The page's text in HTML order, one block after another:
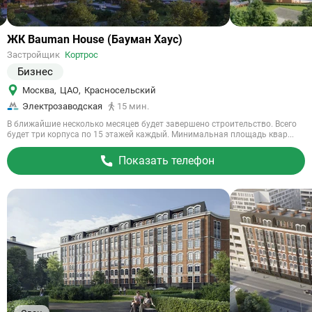
Ссылка
объект
ЖК Bauman House (Бауман Хаус)
Застройщик Кортрос
Бизнес
Москва, ЦАО, Красносельский
Электрозаводская
15 мин.
В ближайшие несколько месяцев будет завершено строительство. Всего
будет три корпуса по 15 этажей каждый. Минимальная площадь квар...
Показать телефон